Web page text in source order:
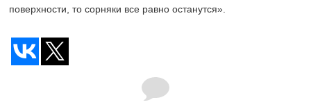
поверхности, то сорняки все равно останутся».